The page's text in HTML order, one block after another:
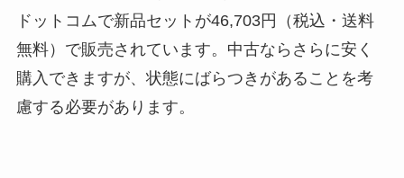
ドットコムで新品セットが46,703円（税込・送料
無料）で販売されています。中古ならさらに安く
購入できますが、状態にばらつきがあることを考
慮する必要があります。